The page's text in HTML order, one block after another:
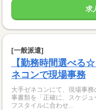
求
[一般派遣]
【勤務時間選べる
ネコンで現場事務
大手ゼネコンにて、現場事
事書類を「正確に、スケジ
フスタイルに合わせ...